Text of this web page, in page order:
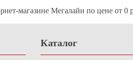
магазине Мегалайн по цене от
Каталог